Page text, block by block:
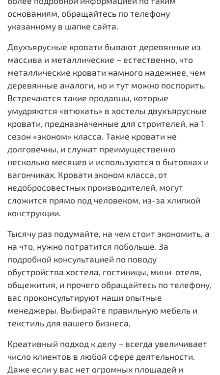
основаниям, обращайтесь по телефону
указанному в шапке сайта.
Двухъярусные кровати бывают деревянные из
массива и металлические – естественно, что
металлические кровати намного надежнее, чем
деревянные аналоги, но и тут можно поспорить.
Встречаются такие продавцы, которые
умудряются «втюхать» в хостелы двухъярусные
кровати, предназначенные для строителей, на 1
сезон «эконом» класса. Такие кровати не
долговечны, и служат преимущественно
несколько месяцев и используются в бытовках и
вагончиках. Кровати эконом класса, от
недобросовестных производителей, могут
сложится прямо под человеком, из-за хлипкой
конструкции.
Тысячу раз подумайте, на чем стоит экономить, а
на что, нужно потратится побольше. За
подробной консультацией по поводу
обустройства хостела, гостиницы, мини-отеля,
общежития, и прочего обращайтесь по телефону,
вас проконсультируют наши опытные
менеджеры. Выбирайте правильную мебель и
текстиль для вашего бизнеса,
Креативный подход к делу – всегда увеличивает
число клиентов в любой сфере деятельности.
Даже если у вас нет огромных площадей и